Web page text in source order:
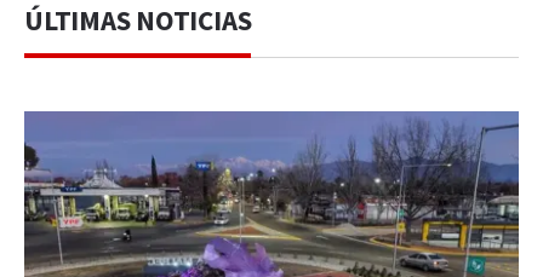
ÚLTIMAS NOTICIAS